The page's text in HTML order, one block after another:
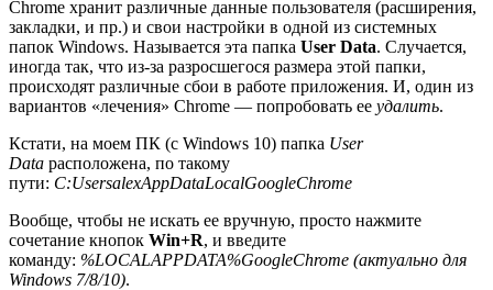
Chrome хранит различные данные пользователя (расширения,
закладки, и пр.) и свои настройки в одной из системных
папок Windows. Называется эта папка User Data. Случается,
иногда так, что из-за разросшегося размера этой папки,
происходят различные сбои в работе приложения. И, один из
вариантов «лечения» Chrome — попробовать ее удалить.
Кстати, на моем ПК (с Windows 10) папка User
Data расположена, по такому
пути: C:UsersalexAppDataLocalGoogleChrome
Вообще, чтобы не искать ее вручную, просто нажмите
сочетание кнопок Win+R, и введите
команду: %LOCALAPPDATA%GoogleChrome (актуально для
Windows 7/8/10).